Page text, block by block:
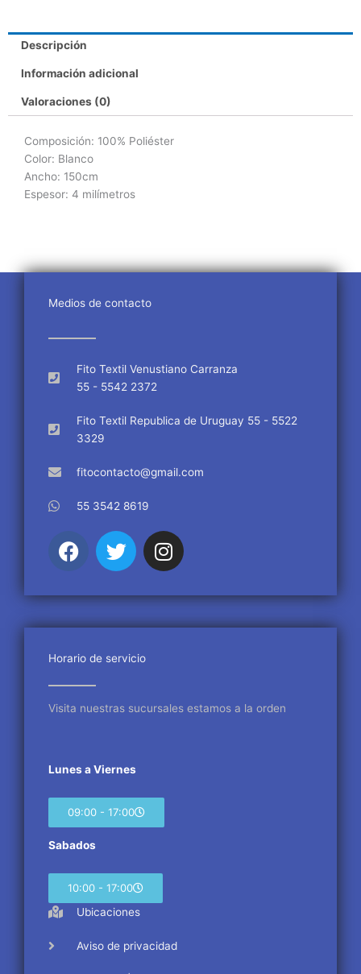
Descripción
Información adicional
Valoraciones (0)
Composición: 100% Poliéster
Color: Blanco
Ancho: 150cm
Espesor: 4 milímetros
Medios de contacto
Fito Textil Venustiano Carranza
55 - 5542 2372
Fito Textil Republica de Uruguay 55 - 5522
3329
fitocontacto@gmail.com
55 3542 8619
F
a
e
b
o
k
T
w
t
t
r
I
n
t
a
m
Horario de servicio
Visita nuestras sucursales estamos a la orden
Lunes a Viernes
09:00 - 17:00
Sabados
10:00 - 17:00
Ubicaciones
Aviso de privacidad